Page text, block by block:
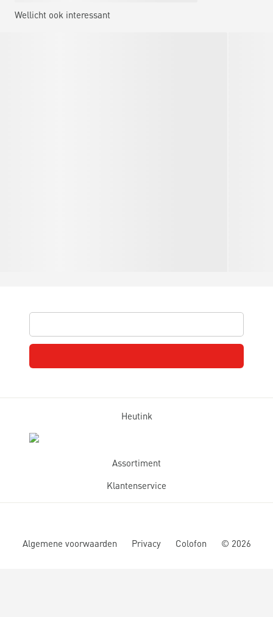
Wellicht ook interessant
Heutink
Assortiment
Klantenservice
Algemene voorwaarden Privacy Colofon © 2026